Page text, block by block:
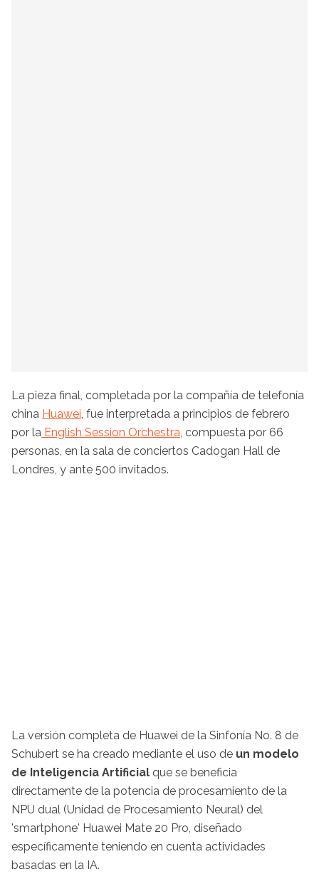
La pieza final, completada por la compañía de telefonía
china Huawei, fue interpretada a principios de febrero
por la English Session Orchestra, compuesta por 66
personas, en la sala de conciertos Cadogan Hall de
Londres, y ante 500 invitados.
La versión completa de Huawei de la Sinfonía No. 8 de
Schubert se ha creado mediante el uso de un modelo
de Inteligencia Artificial que se beneficia
directamente de la potencia de procesamiento de la
NPU dual (Unidad de Procesamiento Neural) del
'smartphone' Huawei Mate 20 Pro, diseñado
específicamente teniendo en cuenta actividades
basadas en la IA.